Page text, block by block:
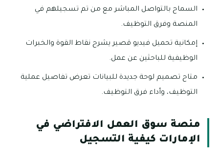
السماح بالتواصل المباشر مع من تم تسجيلهم في
المنصة وفرق التوظيف.
إمكانية تحميل فيديو قصير يشرح نقاط القوة والخبرات
الوظيفية للباحثين عن عمل.
متاح تصميم لوحة جديدة للبيانات تعرض تفاصيل عملية
التوظيف، وأداء فرق التوظيف.
منصة سوق العمل الافتراضي في
الإمارات كيفية التسجيل